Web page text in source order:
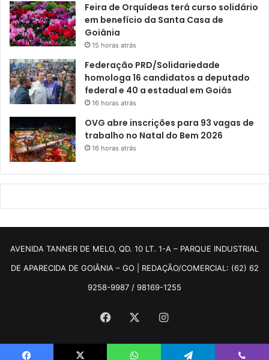
Feira de Orquídeas terá curso solidário
em benefício da Santa Casa de
Goiânia
15 horas atrás
Federação PRD/Solidariedade
homologa 16 candidatos a deputado
federal e 40 a estadual em Goiás
16 horas atrás
OVG abre inscrições para 93 vagas de
trabalho no Natal do Bem 2026
16 horas atrás
AVENIDA TANNER DE MELO, QD. 10 LT. 1-A – PARQUE INDUSTRIAL
DE APARECIDA DE GOIÂNIA – GO | REDAÇÃO/COMERCIAL: (62) 62
9258-9987 / 98169-1255
Facebook Instagram